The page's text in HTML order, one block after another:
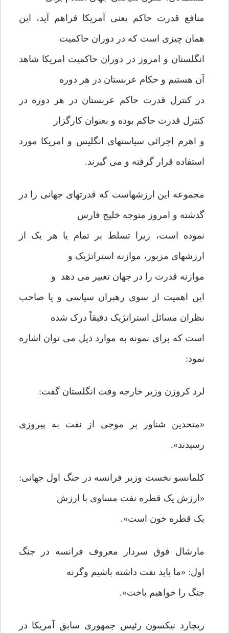
منافع قدرت حاکم یعنی آمریکا فراهم آید، این
همان چیزی است که در دوران حاکمیت
انگلستان و امروز در دوران حاکمیت امریکا شاهد
آن هستیم و حکام عربستان در هر دوره
در کنترل قدرت حاکم عربستان در هر دوره در
کنترل قدرت حاکم بوده و بعنوان کارگزار
و اهرم اجرائی سیاستهای انگلیس و امریکا مورد
استفاده قرار گرفته و می گیرند.
مجموعه این ارزشهاست که قدرتهای جهانی را در
گذشته و امروز متوجه خلیج فارس
نموده است، زیرا تسلط بر تمام یا هر یک از
ارزشهای مزبور، موازنه استراتژیک و
موازنه قدرت را در جهان تغییر می دهد و
این اهمیت از سوی رهبران سیاسی و یا صاحب
نظران مسائل استراتژیک دقیقاً درک شده
است که برای نمونه به موارد ذیل می توان اشاره
نمود:
لرد کروزن وزیر خارجه وقت انگلستان گفت:
«متحدین شناور بر موجی از نفت به پیروزی
رسیدند».
کلمانسو نخست وزیر فرانسه در جنگ اول جهانی:
«ارزش یک قطره نفت مساوی با ارزش
یک قطره خون است».
مارشال فوق سردار معروف فرانسه در جنگ
اول: «ما باید نفت داشته باشیم وگرنه
جنگ را خواهیم باخت».
ریچارد نیکسون رئیس جمهوری سابق آمریکا در